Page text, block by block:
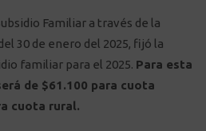
Familiar a través de la
30 de enero del 2025, fijó la
familiar para el 2025. Para esta
de $61.100 para cuota
cuota rural.